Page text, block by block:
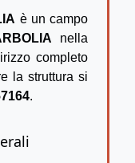
è un campo
nella
completo
la struttura si
.